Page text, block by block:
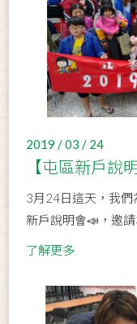
2019 / 03 / 24
【屯區新戶說
3月24日這天，我
新戶說明會📣，邀
了解更多